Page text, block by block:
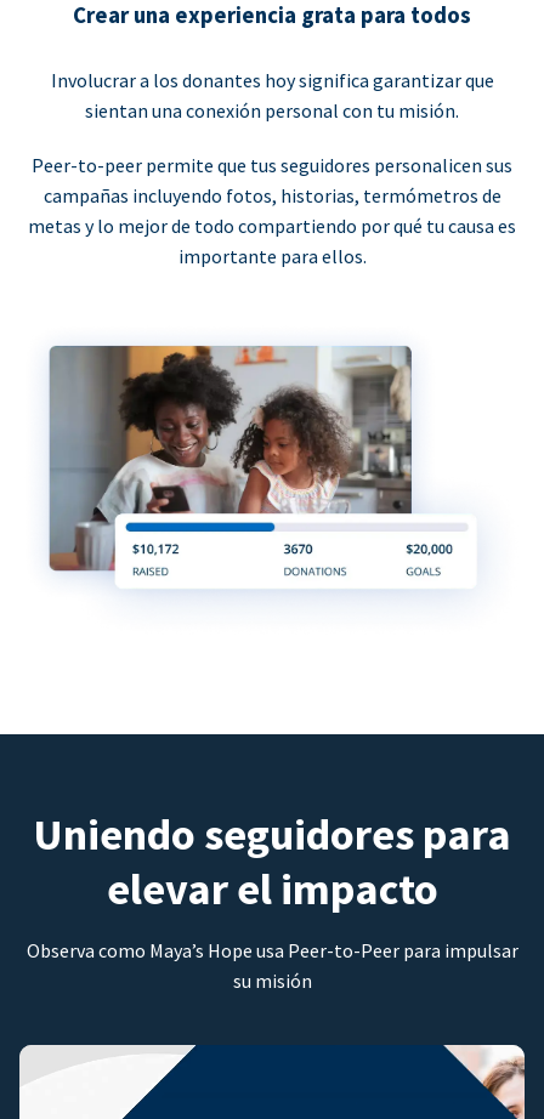
Crear una experiencia grata para todos
Involucrar a los donantes hoy significa garantizar que
sientan una conexión personal con tu misión.
Peer-to-peer permite que tus seguidores personalicen sus
campañas incluyendo fotos, historias, termómetros de
metas y lo mejor de todo compartiendo por qué tu causa es
importante para ellos.
Uniendo seguidores para
elevar el impacto
Observa como Maya’s Hope usa Peer-to-Peer para impulsar
su misión